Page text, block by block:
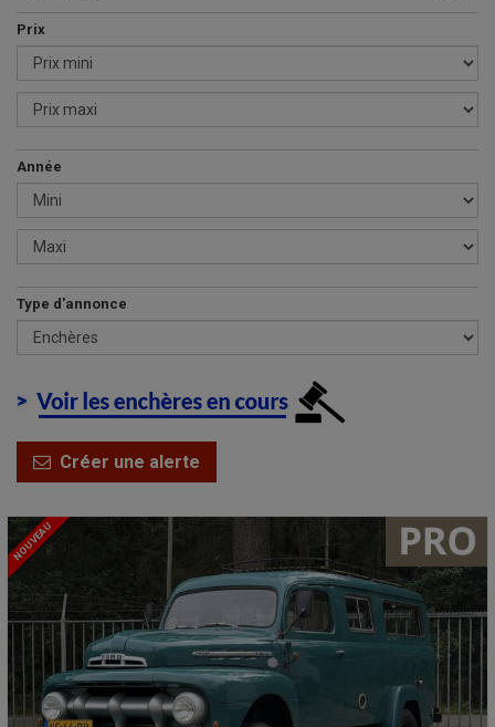
Prix
Année
Type d'annonce
Créer une alerte
NOUVEAU